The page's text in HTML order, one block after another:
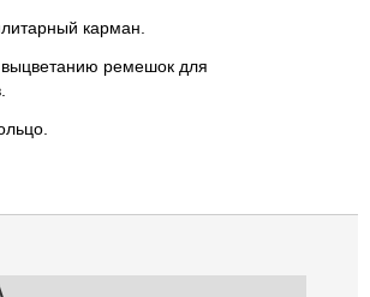
карман.
выцветанию ремешок для